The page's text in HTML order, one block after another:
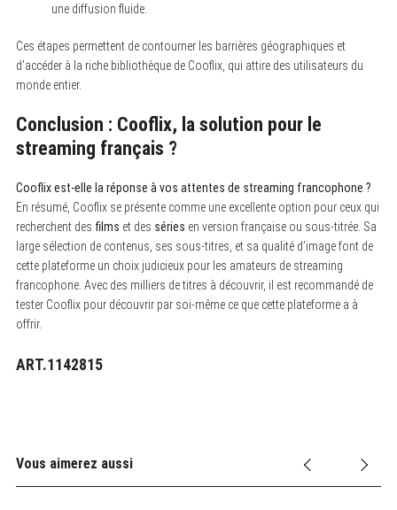
une diffusion fluide.
Ces étapes permettent de contourner les barrières géographiques et
d’accéder à la riche bibliothèque de Cooflix, qui attire des utilisateurs du
monde entier.
Conclusion : Cooflix, la solution pour le
streaming français ?
Cooflix est-elle la réponse à vos attentes de streaming francophone ?
En résumé, Cooflix se présente comme une excellente option pour ceux qui
recherchent des films et des séries en version française ou sous-titrée. Sa
large sélection de contenus, ses sous-titres, et sa qualité d’image font de
cette plateforme un choix judicieux pour les amateurs de streaming
francophone. Avec des milliers de titres à découvrir, il est recommandé de
tester Cooflix pour découvrir par soi-même ce que cette plateforme a à
offrir.
ART.1142815
Vous aimerez aussi